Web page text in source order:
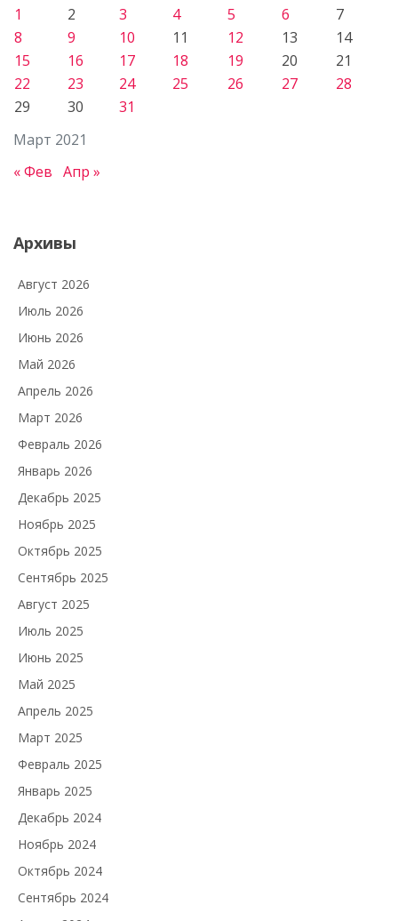
Март 2021
1
2 3 4 5 6
7
8
9 10 11 12 13
14
15
16 17 18 19 20
21
22
23 24 25 26 27
28
29
30 31
« Фев Апр »
Архивы
Август 2026
Июль 2026
Июнь 2026
Май 2026
Апрель 2026
Март 2026
Февраль 2026
Январь 2026
Декабрь 2025
Ноябрь 2025
Октябрь 2025
Сентябрь 2025
Август 2025
Июль 2025
Июнь 2025
Май 2025
Апрель 2025
Март 2025
Февраль 2025
Январь 2025
Декабрь 2024
Ноябрь 2024
Октябрь 2024
Сентябрь 2024